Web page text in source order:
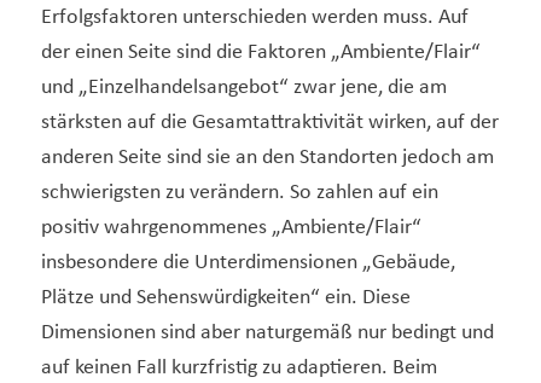
Erfolgsfaktoren unterschieden werden muss. Auf
der einen Seite sind die Faktoren „Ambiente/Flair“
und „Einzelhandelsangebot“ zwar jene, die am
stärksten auf die Gesamtattraktivität wirken, auf der
anderen Seite sind sie an den Standorten jedoch am
schwierigsten zu verändern. So zahlen auf ein
positiv wahrgenommenes „Ambiente/Flair“
insbesondere die Unterdimensionen „Gebäude,
Plätze und Sehenswürdigkeiten“ ein. Diese
Dimensionen sind aber naturgemäß nur bedingt und
auf keinen Fall kurzfristig zu adaptieren. Beim